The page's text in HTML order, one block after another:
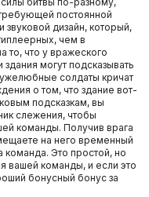
постоянной
звуковой дизайн, который,
чем в
то, что у вражеского
могут подсказывать
солдаты кричат
о том, что здание вот-
подсказкам, вы
слежения, чтобы
команды. Получив врага
на него временный
Это простой, но
вашей команды, и если это
бонусный бонус за